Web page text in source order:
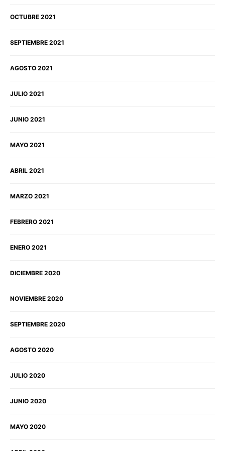
OCTUBRE 2021
SEPTIEMBRE 2021
AGOSTO 2021
JULIO 2021
JUNIO 2021
MAYO 2021
ABRIL 2021
MARZO 2021
FEBRERO 2021
ENERO 2021
DICIEMBRE 2020
NOVIEMBRE 2020
SEPTIEMBRE 2020
AGOSTO 2020
JULIO 2020
JUNIO 2020
MAYO 2020